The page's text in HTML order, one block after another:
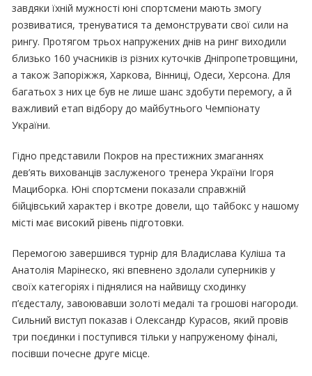
завдяки їхній мужності юні спортсмени мають змогу
розвиватися, тренуватися та демонструвати свої сили на
рингу. Протягом трьох напружених днів на ринг виходили
близько 160 учасників із різних куточків Дніпропетровщини,
а також Запоріжжя, Харкова, Вінниці, Одеси, Херсона. Для
багатьох з них це був не лише шанс здобути перемогу, а й
важливий етап відбору до майбутнього Чемпіонату
України.
Гідно представили Покров на престижних змаганнях
дев’ять вихованців заслуженого тренера України Ігоря
Мациборка. Юні спортсмени показали справжній
бійцівський характер і вкотре довели, що тайбокс у нашому
місті має високий рівень підготовки.
Перемогою завершився турнір для Владислава Куліша та
Анатолія Марінеско, які впевнено здолали суперників у
своїх категоріях і піднялися на найвищу сходинку
п’єдесталу, завоювавши золоті медалі та грошові нагороди.
Сильний виступ показав і Олександр Курасов, який провів
три поєдинки і поступився тільки у напруженому фіналі,
посівши почесне друге місце.